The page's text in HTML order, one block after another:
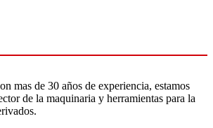
mas de 30 años de experiencia, estamos
de la maquinaria y herramientas para la